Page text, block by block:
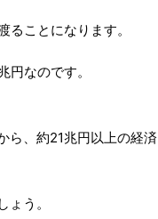
ことになります。
なのです。
ら、約21兆円以上の経済
う。